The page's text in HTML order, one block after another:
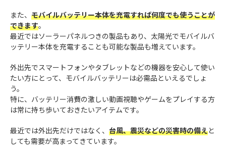
また、 モバイルバッテリー本体を充電すれば何度でも使うことが
できます。
最近ではソーラーパネルつきの製品もあり、太陽光でモバイルバ
ッテリー本体を充電することも可能な製品も増えています。
外出先でスマートフォンやタブレットなどの機器を安心して使い
たい方にとって、モバイルバッテリーは必需品といえるでしょ
う。
特に、バッテリー消費の激しい動画視聴やゲームをプレイする方
は常に持ち歩いておきたいアイテムです。
最近では外出先だけではなく、 台風、震災などの災害時の備えと
しても需要が高まってきています。